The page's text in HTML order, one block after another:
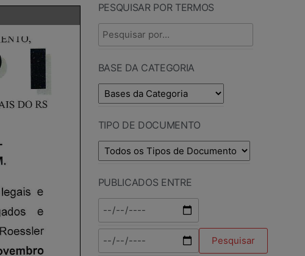
PESQUISAR POR TERMOS
BASE DA CATEGORIA
TIPO DE DOCUMENTO
PUBLICADOS ENTRE